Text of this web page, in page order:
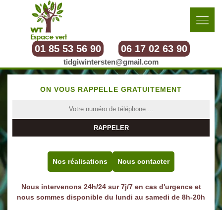
01 85 53 56 90 06 17 02 63 90
tidgiwintersten@gmail.com
ON VOUS RAPPELLE GRATUITEMENT
Nos réalisations Nous contacter
Nous intervenons 24h/24 sur 7j/7 en cas d'urgence et
nous sommes disponible du lundi au samedi de 8h-20h